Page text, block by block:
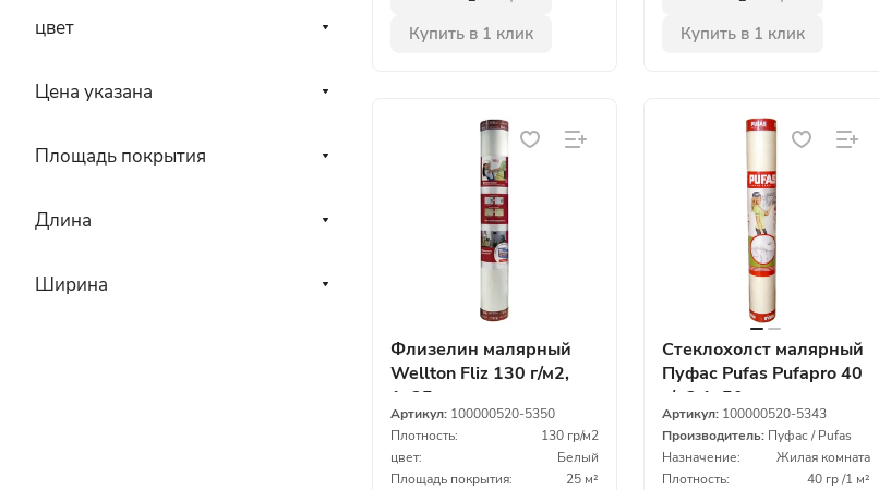
Купить в 1 клик Купить в 1 клик
Флизелин малярный
Wellton Fliz 130 г/м2,
1х25 м
Артикул: 100000520-5350
Плотность:
130 гр/м2
цвет:
Белый
Площадь покрытия:
25 м²
Стеклохолст малярный
Пуфас Pufas Pufapro 40
г/м2 1х50м
Артикул: 100000520-5343
Производитель: Пуфас / Pufas
Назначение:
Жилая комната
Плотность:
40 гр /1 м²
цвет
Цена указана
Площадь покрытия
Длина
Ширина